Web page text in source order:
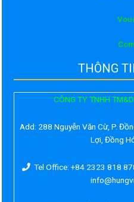
THÔNG
CÔNG TY TNHH
Add: 288 Nguyễn Văn Cừ, P.
Lợi, Đồng
Tel Office: +84 2323 818